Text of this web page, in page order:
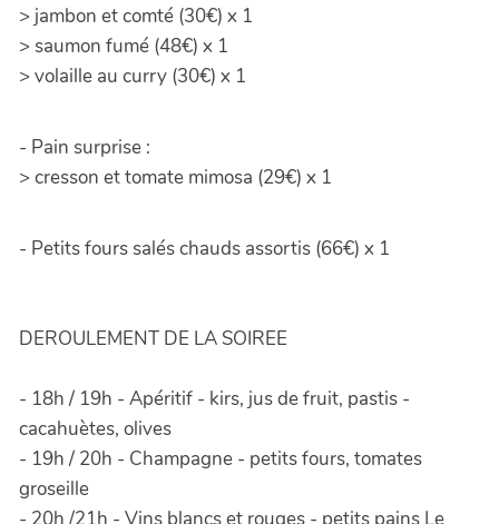
> jambon et comté (30€) x 1
> saumon fumé (48€) x 1
> volaille au curry (30€) x 1
- Pain surprise :
> cresson et tomate mimosa (29€) x 1
- Petits fours salés chauds assortis (66€) x 1
DEROULEMENT DE LA SOIREE
- 18h / 19h - Apéritif - kirs, jus de fruit, pastis -
cacahuètes, olives
- 19h / 20h - Champagne - petits fours, tomates
groseille